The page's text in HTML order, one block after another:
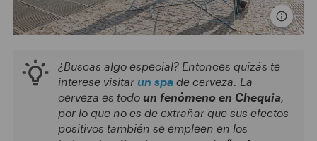
¿Buscas algo especial? Entonces quizás te
interese visitar un spa de cerveza. La
cerveza es todo un fenómeno en Chequia
por lo que no es de extrañar que sus efectos
positivos también se empleen en los